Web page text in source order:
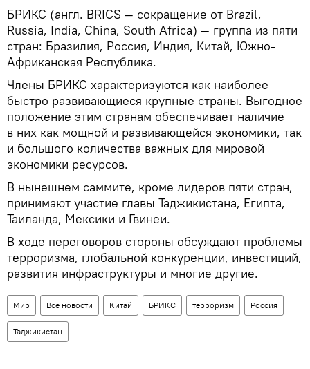
БРИКС (англ. BRICS — сокращение от Brazil,
Russia, India, China, South Africa) — группа из пяти
стран: Бразилия, Россия, Индия, Китай, Южно-
Африканская Республика.
Члены БРИКС характеризуются как наиболее
быстро развивающиеся крупные страны. Выгодное
положение этим странам обеспечивает наличие
в них как мощной и развивающейся экономики, так
и большого количества важных для мировой
экономики ресурсов.
В нынешнем саммите, кроме лидеров пяти стран,
принимают участие главы Таджикистана, Египта,
Таиланда, Мексики и Гвинеи.
В ходе переговоров стороны обсуждают проблемы
терроризма, глобальной конкуренции, инвестиций,
развития инфраструктуры и многие другие.
Мир Все новости Китай БРИКС терроризм Россия
Таджикистан